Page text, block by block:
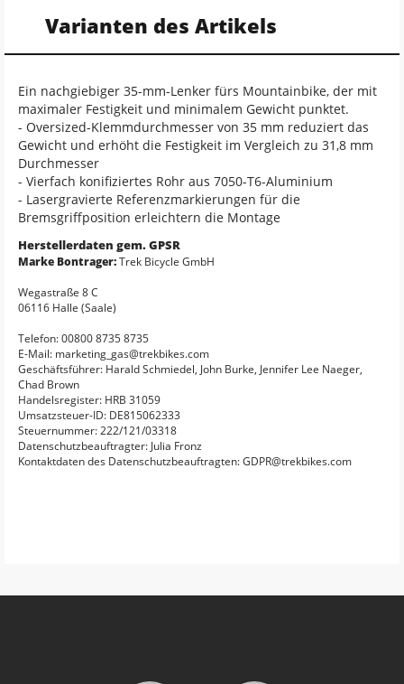
Varianten des Artikels
Ein nachgiebiger 35-mm-Lenker fürs Mountainbike, der mit
maximaler Festigkeit und minimalem Gewicht punktet.
- Oversized-Klemmdurchmesser von 35 mm reduziert das
Gewicht und erhöht die Festigkeit im Vergleich zu 31,8 mm
Durchmesser
- Vierfach konifiziertes Rohr aus 7050-T6-Aluminium
- Lasergravierte Referenzmarkierungen für die
Bremsgriffposition erleichtern die Montage
Herstellerdaten gem. GPSR
Marke Bontrager:Trek Bicycle GmbH
Wegastraße 8 C
06116 Halle (Saale)
Telefon: 00800 8735 8735
E-Mail: marketing_gas@trekbikes.com
Geschäftsführer: Harald Schmiedel, John Burke, Jennifer Lee Naeger,
Chad Brown
Handelsregister: HRB 31059
Umsatzsteuer-ID: DE815062333
Steuernummer: 222/121/03318
Datenschutzbeauftragter: Julia Fronz
Kontaktdaten des Datenschutzbeauftragten: GDPR@trekbikes.com